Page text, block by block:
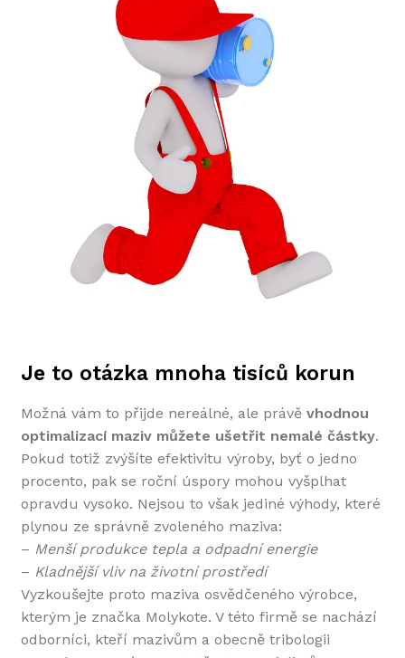
Je to otázka mnoha tisíců korun
Možná vám to přijde nereálné, ale právě vhodnou
optimalizací maziv můžete ušetřit nemalé částky.
Pokud totiž zvýšíte efektivitu výroby, byť o jedno
procento, pak se roční úspory mohou vyšplhat
opravdu vysoko. Nejsou to však jediné výhody, které
plynou ze správně zvoleného maziva:
– Menší produkce tepla a odpadní energie
– Kladnější vliv na životní prostředí
Vyzkoušejte proto maziva osvědčeného výrobce,
kterým je značka Molykote. V této firmě se nachází
odborníci, kteří mazivům a obecně tribologii